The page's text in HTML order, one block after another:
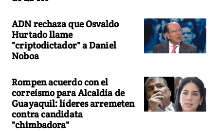
ADN rechaza que Osvaldo
Hurtado llame
"criptodictador" a Daniel
Noboa
Rompen acuerdo con el
correísmo para Alcaldía de
Guayaquil: líderes arremeten
contra candidata
"chimbadora"